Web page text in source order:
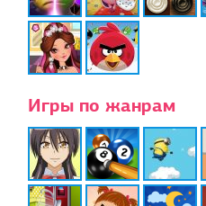
Игры по жанрам